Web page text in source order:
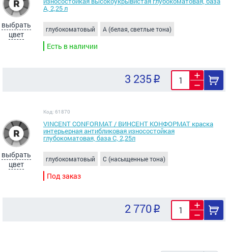
выбрать
цвет
А, 2,25 л
глубокоматовый A (белая, светлые тона)
Есть в наличии
3 235
выбрать
цвет
Код: 61870
VINCENT CONFORMAT / ВИНСЕНТ КОНФОРМАТ краска
интерьерная антибликовая износостойкая
глубокоматовая, база C, 2,25л
глубокоматовый C (насыщенные тона)
Под заказ
2 770